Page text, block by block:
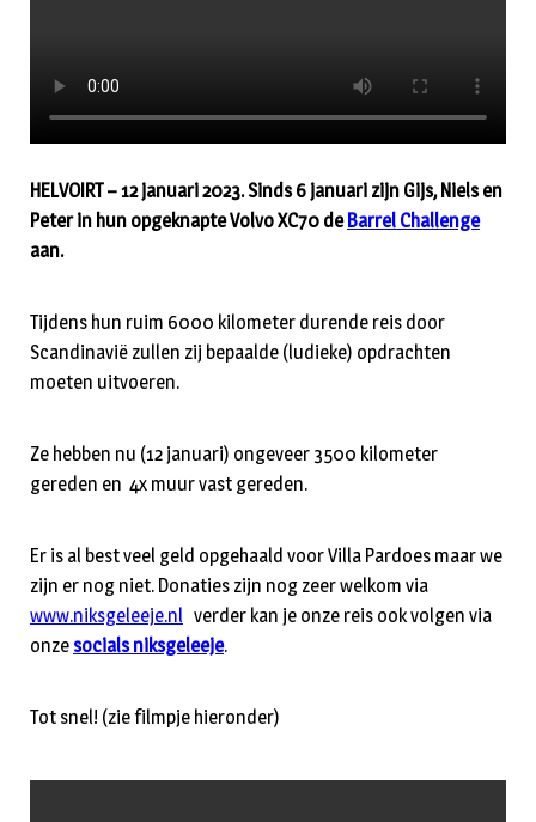
HELVOIRT – 12 januari 2023. Sinds 6 januari zijn Gijs, Niels en
Peter in hun opgeknapte Volvo XC70 deBarrel Challenge
aan.
Tijdens hun ruim 6000 kilometer durende reis door
Scandinavië zullen zij bepaalde (ludieke) opdrachten
moeten uitvoeren.
Ze hebben nu (12 januari) ongeveer 3500 kilometer
gereden en 4x muur vast gereden.
Er is al best veel geld opgehaald voor Villa Pardoes maar we
zijn er nog niet. Donaties zijn nog zeer welkom via
www.niksgeleeje.nl verder kan je onze reis ook volgen via
onze socials niksgeleeje.
Tot snel! (zie filmpje hieronder)